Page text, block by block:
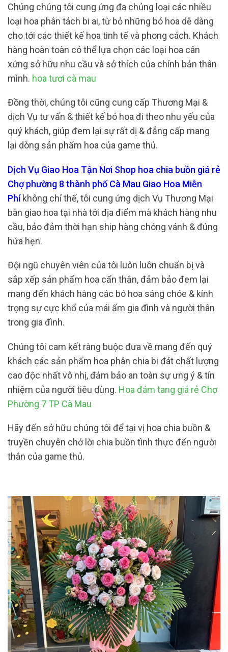
Chúng chúng tôi cung ứng đa chủng loại các nhiều
loại hoa phân tách bi ai, từ bỏ những bó hoa dễ dàng
cho tới các thiết kế hoa tinh tế và phong cách. Khách
hàng hoàn toàn có thể lựa chọn các loại hoa cân
xứng sở hữu nhu cầu và sở thích của chính bản thân
mình. hoa tươi cà mau
Đồng thời, chúng tôi cũng cung cấp Thương Mại &
dịch Vụ tư vấn & thiết kế bó hoa đi theo nhu yếu của
quý khách, giúp đem lại sự rất dị & đẳng cấp mang
lại dòng sản phẩm hoa của game thủ.
Dịch Vụ Giao Hoa Tận Nơi Shop hoa chia buồn giá rẻ
Chợ phường 8 thành phố Cà Mau Giao Hoa Miễn
Phíkhông chỉ thế, tôi cung ứng dịch Vụ Thương Mại
bàn giao hoa tại nhà tới địa điểm mà khách hàng nhu
cầu, bảo đảm thời hạn ship hàng chóng vánh & đúng
hứa hẹn.
Đội ngũ chuyên viên của tôi luôn luôn chuẩn bị và
sắp xếp sản phẩm hoa cẩn thận, đảm bảo đem lại
mang đến khách hàng các bó hoa sáng chóe & kính
trọng sự cực khổ của mái ấm gia đình và người thân
trong gia đình.
Chúng tôi cam kết ràng buộc đưa về mang đến quý
khách các sản phẩm hoa phân chia bi đát chất lượng
cao độc nhất vô nhị, đảm bảo an toàn sự ưng ý & tín
nhiệm của người tiêu dùng. Hoa đám tang giá rẻ Chợ
Phường 7 TP Cà Mau
Hãy đến sở hữu chúng tôi để tại vị hoa chia buồn &
truyền chuyên chở lời chia buồn tình thực đến người
thân của game thủ.